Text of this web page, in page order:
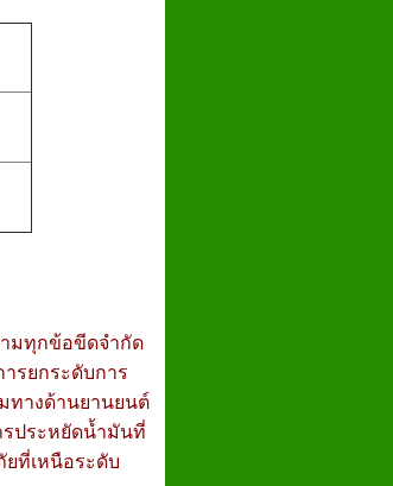
มทุกข้อขีดจำกัด
รยกระดับการ
ทางด้านยานยนต์
รประหยัดน้ำมันที่
ที่เหนือระดับ